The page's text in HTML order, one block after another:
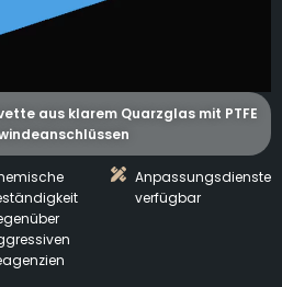
aus klarem Quarzglas mit PTFE
Anpassungsdienste
verfügbar